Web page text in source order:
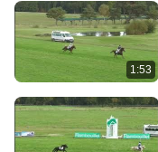
1:53